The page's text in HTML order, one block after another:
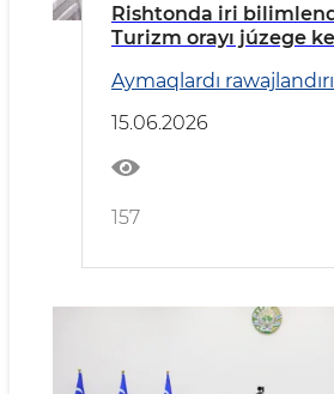
Rishtonda iri
Turizm orayı júzege
Aymaqlardı
15.06.2026
157